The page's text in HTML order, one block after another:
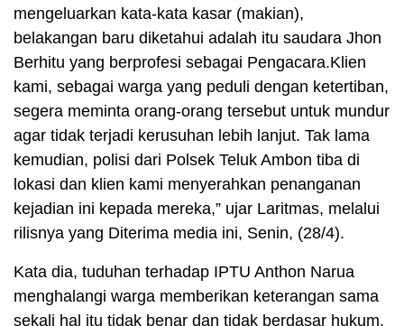
mengeluarkan kata-kata kasar (makian),
belakangan baru diketahui adalah itu saudara Jhon
Berhitu yang berprofesi sebagai Pengacara.Klien
kami, sebagai warga yang peduli dengan ketertiban,
segera meminta orang-orang tersebut untuk mundur
agar tidak terjadi kerusuhan lebih lanjut. Tak lama
kemudian, polisi dari Polsek Teluk Ambon tiba di
lokasi dan klien kami menyerahkan penanganan
kejadian ini kepada mereka,” ujar Laritmas, melalui
rilisnya yang Diterima media ini, Senin, (28/4).
Kata dia, tuduhan terhadap IPTU Anthon Narua
menghalangi warga memberikan keterangan sama
sekali hal itu tidak benar dan tidak berdasar hukum.